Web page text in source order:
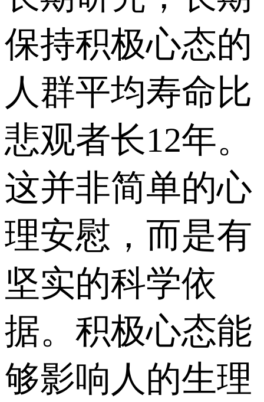
保持积极心态的
人群平均寿命比
悲观者长12年。
这并非简单的心
理安慰，而是有
坚实的科学依
据。积极心态能
够影响人的生理